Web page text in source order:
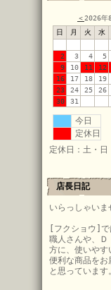
＜2026年
日
月 火 水
2
3 4 5
9
10 11 12
16
17 18 19
23
24 25 26
30
31
今日
定休日
定休日：土・日
店長日記
いらっしゃいま
[フクショウ]
職人さんや、Ｄ
方に、使いやす
便利な商品をお
と思っています。